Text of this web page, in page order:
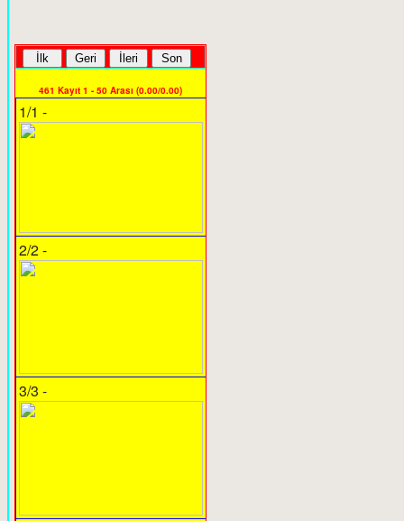
461 Kayıt 1 - 50 Arası (0.00/0.00)
1/1 -
2/2 -
3/3 -